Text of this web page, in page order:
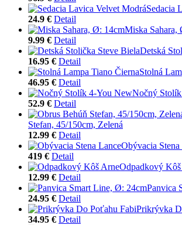
Sedacia
24.9 € Detail
Miska Sahara,
9.99 € Detail
Detská
16.95 € Detail
Stolná
46.95 € Detail
Nočný
52.9 € Detail
Stefan, 45/150cm, Zelená
12.99 € Detail
Obývacia Stena
419 € Detail
Odpadkový
12.99 € Detail
Panvica
24.95 € Detail
Prikrývka
34.95 € Detail